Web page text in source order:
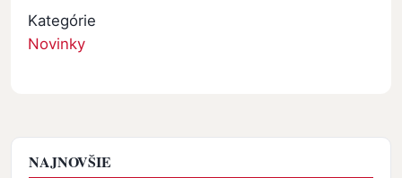
Kategórie
Novinky
NAJNOVŠIE